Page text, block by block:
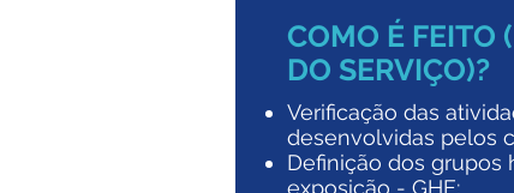
COMO É FEITO
DO SERVIÇO)?
Verificação das
desenvolvidas pelos
Definição dos grupos
exposição - GHE;